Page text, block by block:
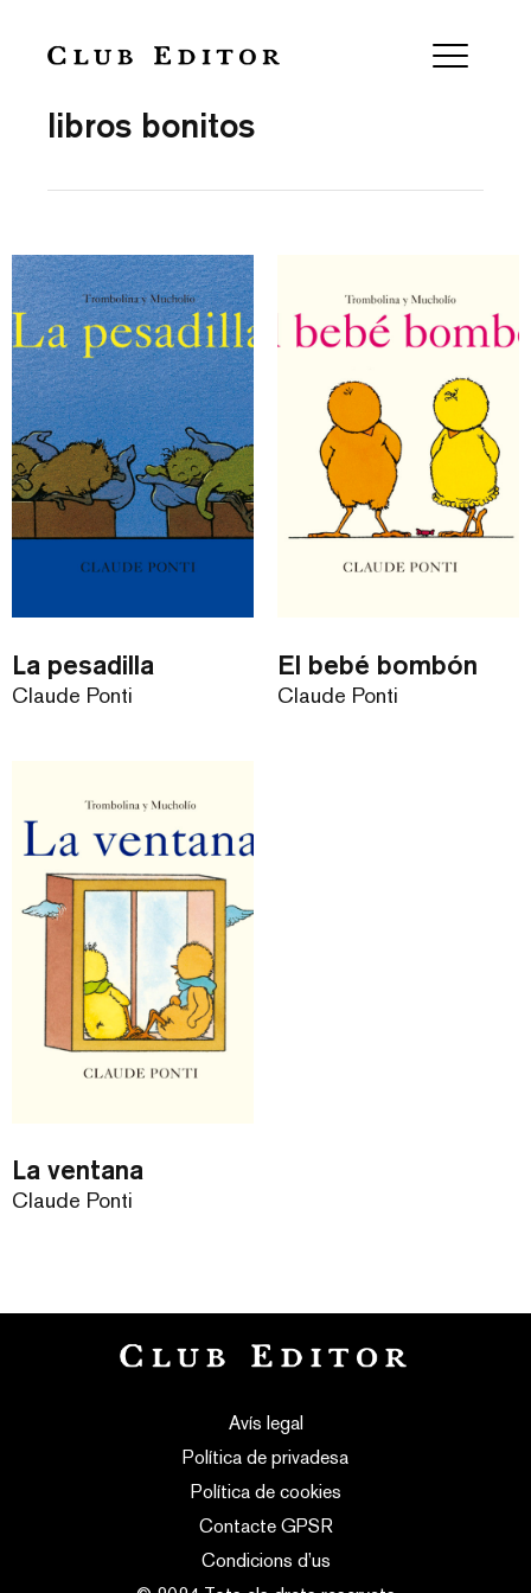
libros bonitos
La pesadilla
Claude Ponti
El bebé bombón
Claude Ponti
La ventana
Claude Ponti
Avís legal
Política de privadesa
Política de cookies
Contacte GPSR
Condicions d’us